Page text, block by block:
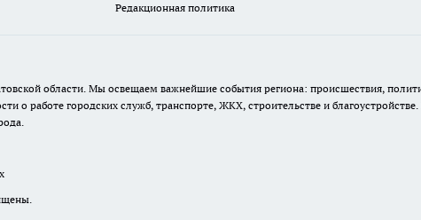
Редакционная политика
области. Мы освещаем важнейшие события региона: происшествия,
о работе городских служб, транспорте, ЖКХ, строительстве и